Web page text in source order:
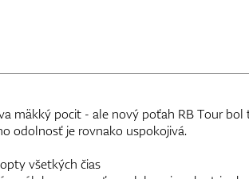
mäkký pocit - ale nový poťah RB Tour bol
odolnosť je rovnako uspokojivá.
všetkých čias